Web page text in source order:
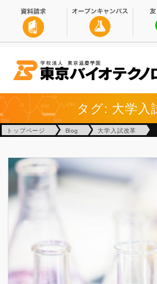
タグ: 大学入
トップページ Blog 大学入試改革